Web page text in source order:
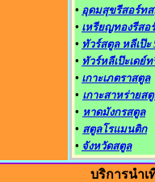
• อุดมสุขรีสอร์ท
• เหรียญทองรีสอ
• ทัวร์สตูล หลีเป๊ะ
• ทัวร์หลีเป๊ะเดย์ท
• เกาะเภตราสตูล
• เกาะสาหร่ายส
• หาดมังกรสตูล
• สตูลโรแมนติก
• จังหวัดสตูล
บริการนำเ